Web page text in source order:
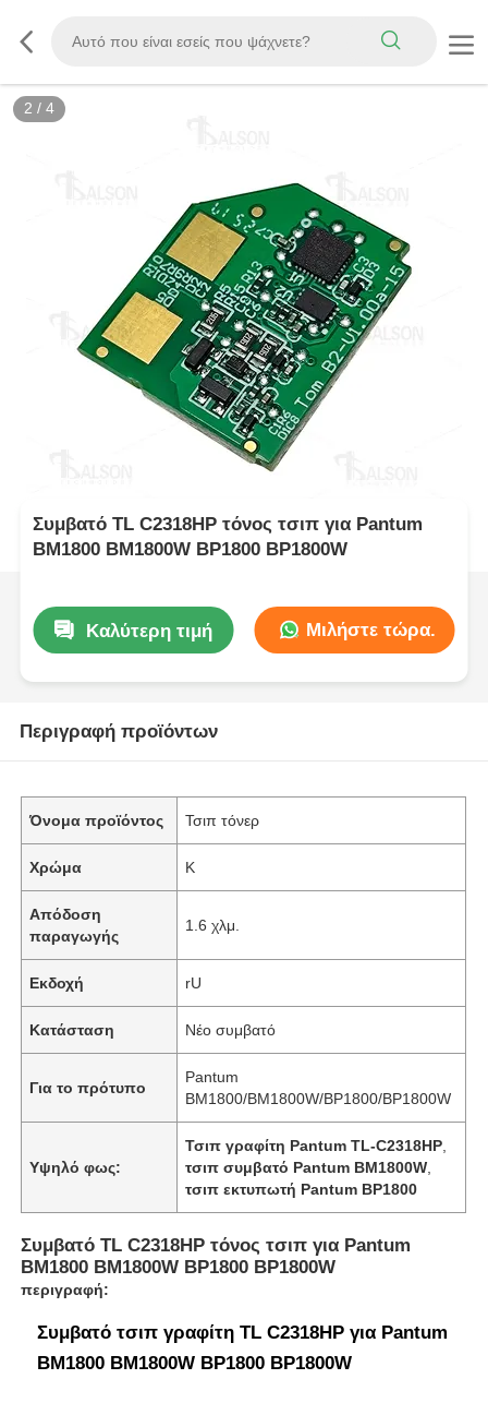
2 / 4
Συμβατό TL C2318HP τόνος τσιπ για Pantum
BM1800 BM1800W BP1800 BP1800W
Καλύτερη τιμή Μιλήστε τώρα.
Περιγραφή προϊόντων
Όνομα προϊόντος Τσιπ τόνερ
Χρώμα Κ
Απόδοση
παραγωγής
1.6 χλμ.
Εκδοχή rU
Κατάσταση Νέο συμβατό
Για το πρότυπο
Pantum
BM1800/BM1800W/BP1800/BP1800W
Υψηλό φως:
Τσιπ γραφίτη Pantum TL-C2318HP
τσιπ συμβατό Pantum BM1800W
τσιπ εκτυπωτή Pantum BP1800
Συμβατό TL C2318HP τόνος τσιπ για Pantum
BM1800 BM1800W BP1800 BP1800W
περιγραφή:
Συμβατό τσιπ γραφίτη TL C2318HP για Pantum
BM1800 BM1800W BP1800 BP1800W